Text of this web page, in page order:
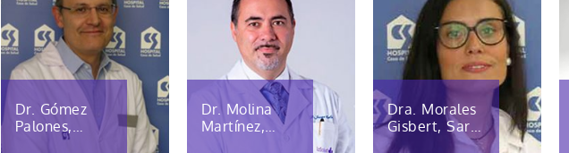
Dr. Gómez
Palones,
Francisco
Dr. Molina
Martínez,
Dra. Morales
Gisbert, Sara
Mercedes